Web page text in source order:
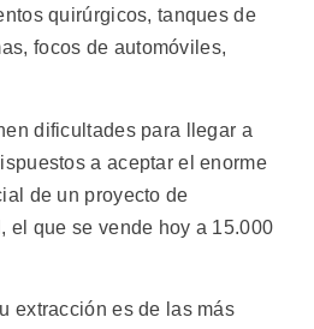
quirúrgicos, tanques de
focos de automóviles,
dificultades para llegar a
a aceptar el enorme
de un proyecto de
el que se vende hoy a 15.000
extracción es de las más